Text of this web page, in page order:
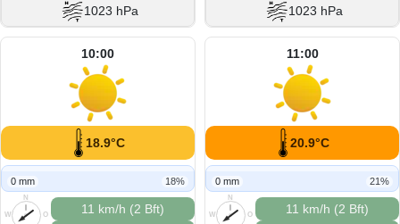
1023 hPa 1023 hPa
10:00
18.9°C
0 mm 18%
N
O
W
11 km/h (2 Bft)
11:00
20.9°C
0 mm 21%
N
O
W
11 km/h (2 Bft)